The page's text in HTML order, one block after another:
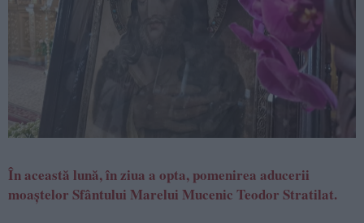
În această lună, în ziua a opta, pomenirea aducerii
moaştelor Sfântului Marelui Mucenic Teodor Stratilat.